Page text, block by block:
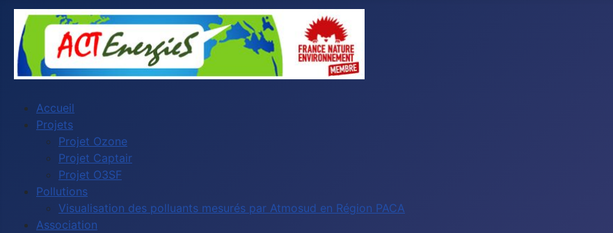
Accueil
Projets
Projet Ozone
Projet Captair
Projet O3SF
Pollutions
Visualisation des polluants mesurés par Atmosud en Région PACA
Association